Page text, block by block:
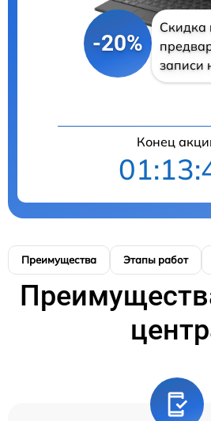
-20%
Скидка
записи
Конец
Преимущества Этапы работ